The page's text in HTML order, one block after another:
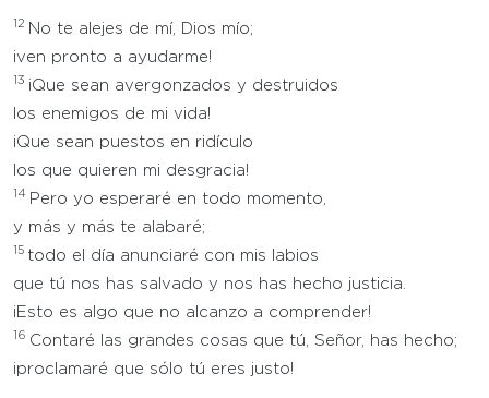
12 No te alejes de mí, Dios mío;
¡ven pronto a ayudarme!
13 ¡Que sean avergonzados y destruidos
los enemigos de mi vida!
¡Que sean puestos en ridículo
los que quieren mi desgracia!
14 Pero yo esperaré en todo momento,
y más y más te alabaré;
15 todo el día anunciaré con mis labios
que tú nos has salvado y nos has hecho justicia.
¡Esto es algo que no alcanzo a comprender!
16 Contaré las grandes cosas que tú, Señor, has hecho;
¡proclamaré que sólo tú eres justo!